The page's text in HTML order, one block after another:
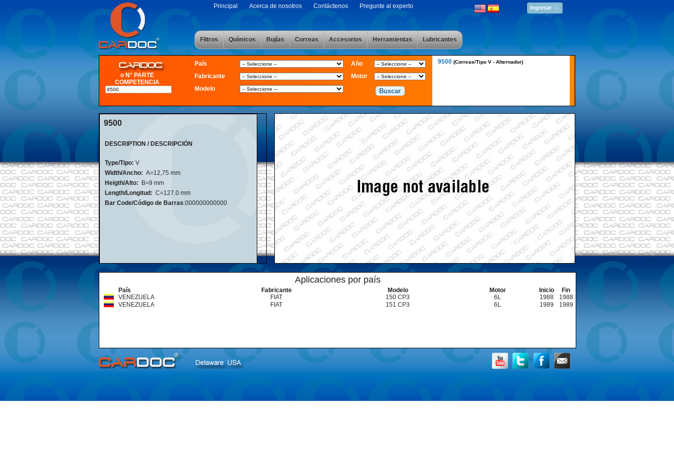
Principal Acerca de nosotros Contáctenos Pregunte al experto Ingresar
Filtros Químicos Bujías Correas Accesorios Herramientas Lubricantes
o N° PARTE
COMPETENCIA
País
Fabricante
Modelo
Año
Motor
9500 (Correas/Tipo V - Alternador)
9500
DESCRIPTION / DESCRIPCIÓN
Type/Tipo: V
Width/Ancho: A=12,75 mm
Heigth/Alto:
B=9 mm
Length/Longitud: C=127.0 mm
Bar Code/Código de Barras:000000000000
Aplicaciones por país
País Fabricante Modelo Motor Inicio
Fin
VENEZUELA
FIAT 150 CP3 6L 1988
1988
VENEZUELA
FIAT 151 CP3 6L 1989 1989